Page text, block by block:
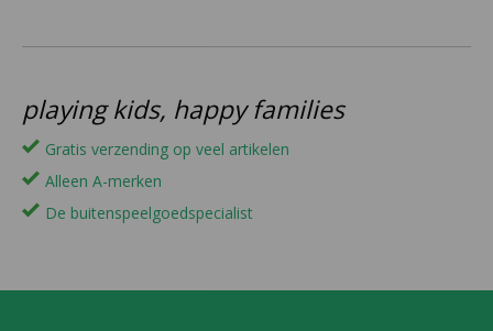
playing kids, happy families
Gratis verzending op veel artikelen
Alleen A-merken
De buitenspeelgoedspecialist